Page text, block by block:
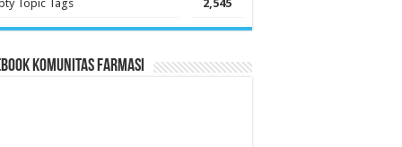
Topic Tags 2,545
Komunitas Farmasi